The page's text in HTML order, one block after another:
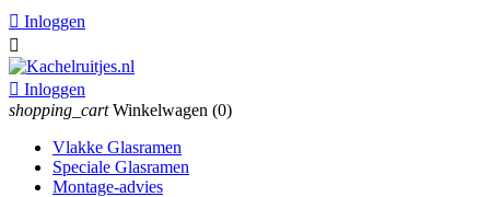
 Inloggen

 Inloggen
shopping_cart Winkelwagen (0)
Vlakke Glasramen
Speciale Glasramen
Montage-advies